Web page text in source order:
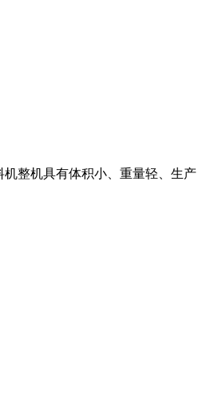
整机具有体积小、重量轻、生产